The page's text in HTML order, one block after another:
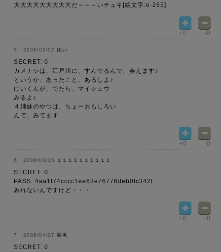
大大大大大大大大大だ～～～いチュキ[絵文字:e-265]
+0 -0
2008/02/07 ゆい
SECRET: 0
カメナシは、江戸川に、すんでるんで、会えます♪
というか、あったこと、あるしよ♪
けいくんが、でたら、マイシュウ
みるよ♪
４姉妹のやつは、ちょーおもしろい
んで、みてます
+0 -0
2008/03/15 １１１１１１１１１１
SECRET: 0
PASS: 4aa1f74cccc1ee63e76776deb0fc342f
みれないんですけど・・・
+0 -0
2008/04/07 匿名
SECRET: 0